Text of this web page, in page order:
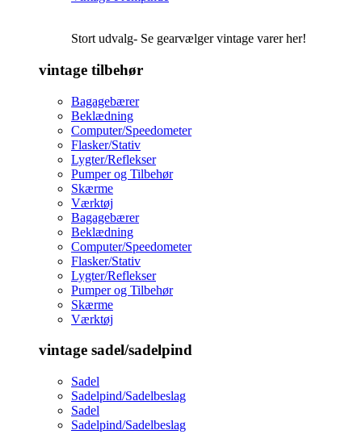
Stort udvalg- Se gearvælger vintage varer her!
vintage tilbehør
Bagagebærer
Beklædning
Computer/Speedometer
Flasker/Stativ
Lygter/Reflekser
Pumper og Tilbehør
Skærme
Værktøj
Bagagebærer
Beklædning
Computer/Speedometer
Flasker/Stativ
Lygter/Reflekser
Pumper og Tilbehør
Skærme
Værktøj
vintage sadel/sadelpind
Sadel
Sadelpind/Sadelbeslag
Sadel
Sadelpind/Sadelbeslag